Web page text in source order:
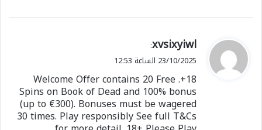
ي
ق
ل
xvsixyiwl
:
23/10/2025 الساعة 12:53
18+. Welcome Offer contains 20 Free
Spins on Book of Dead and 100% bonus
(up to €300). Bonuses must be wagered
30 times. Play responsibly See full T&Cs